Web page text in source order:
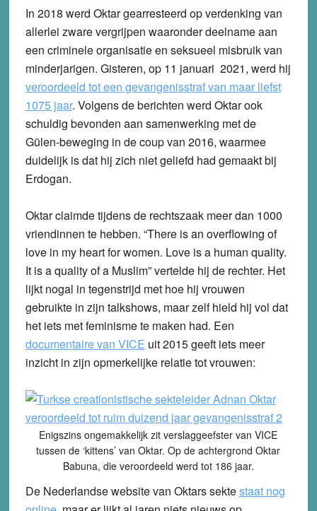
In 2018 werd Oktar gearresteerd op verdenking van
allerlei zware vergrijpen waaronder deelname aan
een criminele organisatie en seksueel misbruik van
minderjarigen. Gisteren, op 11 januari 2021, werd hij
veroordeeld tot een gevangenisstraf van maar liefst
1075 jaar. Volgens de berichten werd Oktar ook
schuldig bevonden aan samenwerking met de
Gülen-beweging in de coup van 2016, waarmee
duidelijk is dat hij zich niet geliefd had gemaakt bij
Erdogan.
Oktar claimde tijdens de rechtszaak meer dan 1000
vriendinnen te hebben. “There is an overflowing of
love in my heart for women. Love is a human quality.
It is a quality of a Muslim” vertelde hij de rechter. Het
lijkt nogal in tegenstrijd met hoe hij vrouwen
gebruikte in zijn talkshows, maar zelf hield hij vol dat
het iets met feminisme te maken had. Een
documentaire van VICE uit 2015 geeft iets meer
inzicht in zijn opmerkelijke relatie tot vrouwen:
Enigszins ongemakkelijk zit verslaggeefster van VICE
tussen de ‘kittens’ van Oktar. Op de achtergrond Oktar
Babuna, die veroordeeld werd tot 186 jaar.
De Nederlandse website van Oktars sektestaat nog